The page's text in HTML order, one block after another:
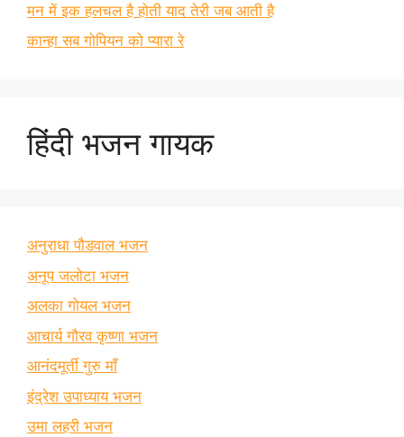
मन में इक हलचल है होती याद तेरी जब आती है
कान्हा सब गोपियन को प्यारा रे
हिंदी भजन गायक
अनुराधा पौडवाल भजन
अनूप जलोटा भजन
अलका गोयल भजन
आचार्य गौरव कृष्णा भजन
आनंदमूर्ती गुरु माँ
इंद्रेश उपाध्याय भजन
उमा लहरी भजन